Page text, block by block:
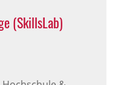
(SkillsLab)